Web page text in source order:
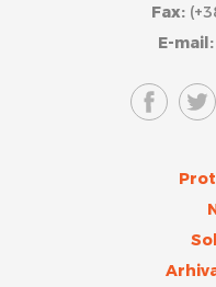
Fax:
E-mail: